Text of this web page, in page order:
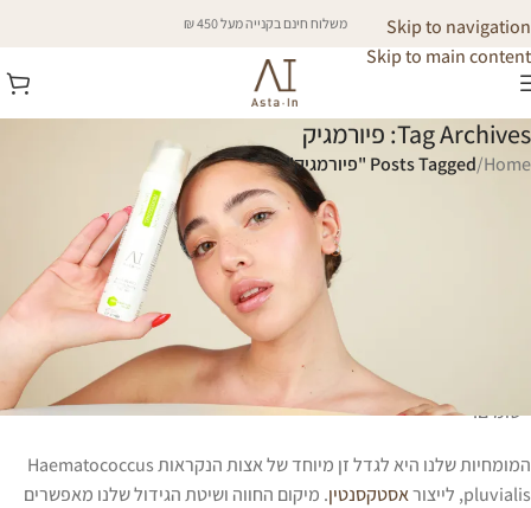
Skip to navigation
Skip to main content
משלוח חינם בקנייה מעל 450 ₪
Tag Archives: פיורמגיק
Home
/Posts Tagged "פיורמגיק"
היא חברת ביוטכנולוגיה הפועלת בעולם האצות, בדגש על
אסטקסנטין טבעי – נוגד החמצון החזק ביותר בטבע, הידוע כבעל השפעות
מופלאות על הגוף. החברה מתמחה בייצור חומר גלם טהור ואיכותי, ומחקר
ופיתוח של חומרי גלם המותאמים לתעשיות שונות. בנוסף, אנחנו עוסקים
בפיתוח וייצור מוצרים טבעיים המבוססים על אסטקסנטין במגוון רחב של
יישומים.
המומחיות שלנו היא לגדל זן מיוחד של אצות הנקראות Haematococcus
pluvialis, לייצור
אסטקסנטין. מיקום החווה ושיטת הגידול שלנו מאפשרים